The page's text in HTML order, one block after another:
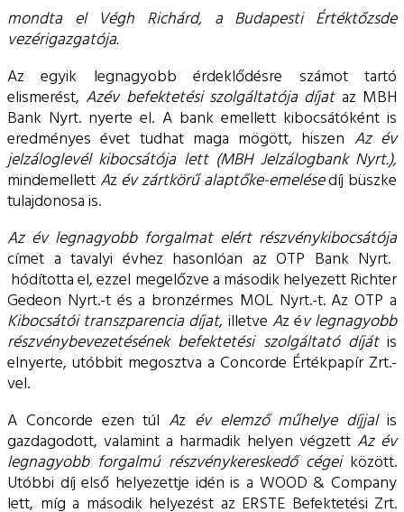
mondta el Végh Richárd, a Budapesti Értéktőzsde
vezérigazgatója.
Az egyik legnagyobb érdeklődésre számot tartó
elismerést, Azév befektetési szolgáltatója díjataz MBH
Bank Nyrt. nyerte el. A bank emellett kibocsátóként is
eredményes évet tudhat maga mögött, hiszen Az év
jelzáloglevél kibocsátója lett (MBH Jelzálogbank Nyrt.),
mindemellett Az év zártkörű alaptőke-emelésedíj büszke
tulajdonosa is.
Az év legnagyobb forgalmat elért részvénykibocsátója
címet a tavalyi évhez hasonlóan az OTP Bank Nyrt.
hódította el, ezzel megelőzve a második helyezett Richter
Gedeon Nyrt.-t és a bronzérmes MOL Nyrt.-t. Az OTP a
Kibocsátói transzparencia díjat, illetve Az év legnagyobb
részvénybevezetésének befektetési szolgáltató díját is
elnyerte, utóbbit megosztva a Concorde Értékpapír Zrt.-
vel.
A Concorde ezen túl Az év elemző műhelye díjjalis
gazdagodott, valamint a harmadik helyen végzett Az év
legnagyobb forgalmú részvénykereskedő cégeiközött.
Utóbbi díj első helyezettje idén is a WOOD & Company
lett, míg a második helyezést az ERSTE Befektetési Zrt.